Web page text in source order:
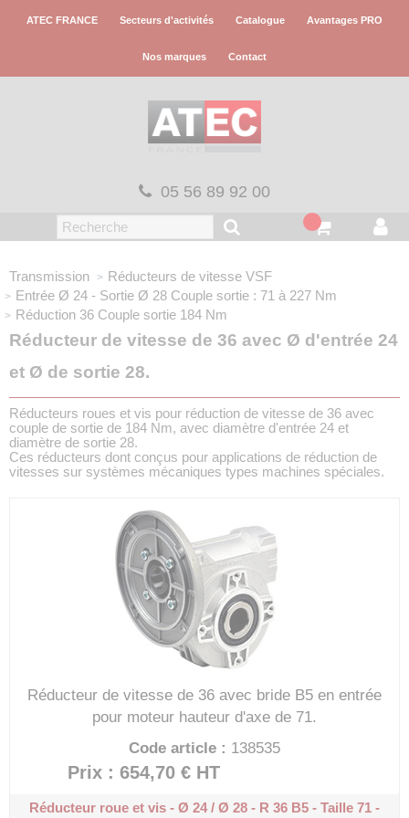
ATEC FRANCE Secteurs d'activités Catalogue Avantages PRO
Nos marques Contact
05 56 89 92 00
Transmission
Réducteurs de vitesse VSF
Entrée Ø 24 - Sortie Ø 28 Couple sortie : 71 à 227 Nm
Réduction 36 Couple sortie 184 Nm
Réducteur de vitesse de 36 avec Ø d'entrée 24
et Ø de sortie 28.
Réducteurs roues et vis pour réduction de vitesse de 36 avec
couple de sortie de 184 Nm, avec diamètre d'entrée 24 et
diamètre de sortie 28.
Ces réducteurs dont conçus pour applications de réduction de
vitesses sur systèmes mécaniques types machines spéciales.
Réducteur de vitesse de 36 avec bride B5 en entrée
pour moteur hauteur d'axe de 71.
Code article : 138535
Prix : 654,70 € HT
Réducteur roue et vis - Ø 24 / Ø 28 - R 36 B5 - Taille 71 -